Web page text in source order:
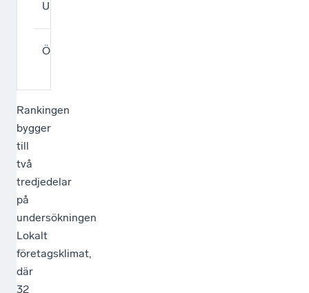
Uppsala
Östhammar
Rankingen
bygger
till
två
tredjedelar
på
undersökningen
Lokalt
företagsklimat,
där
32